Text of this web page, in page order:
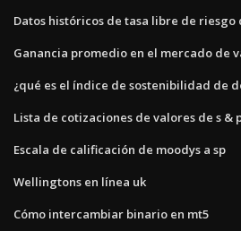
Datos históricos de tasa libre de riesgo
Ganancia promedio en el mercado de
¿qué es el índice de sostenibilidad de
Lista de cotizaciones de valores de s &
Escala de calificación de moodys a sp
Wellingtons en línea uk
Cómo intercambiar binario en mt5